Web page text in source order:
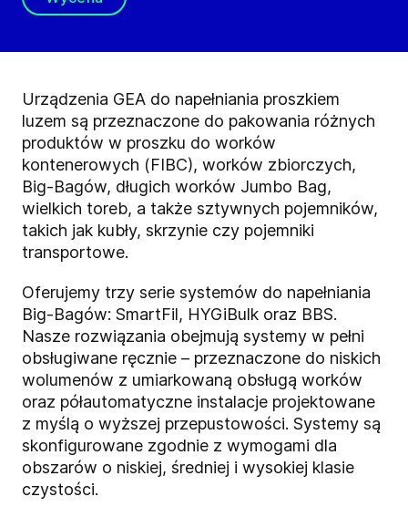
Urządzenia GEA do napełniania proszkiem
luzem są przeznaczone do pakowania różnych
produktów w proszku do worków
kontenerowych (FIBC), worków zbiorczych,
Big-Bagów, długich worków Jumbo Bag,
wielkich toreb, a także sztywnych pojemników,
takich jak kubły, skrzynie czy pojemniki
transportowe.
Oferujemy trzy serie systemów do napełniania
Big-Bagów: SmartFil, HYGiBulk oraz BBS.
Nasze rozwiązania obejmują systemy w pełni
obsługiwane ręcznie – przeznaczone do niskich
wolumenów z umiarkowaną obsługą worków
oraz półautomatyczne instalacje projektowane
z myślą o wyższej przepustowości. Systemy są
skonfigurowane zgodnie z wymogami dla
obszarów o niskiej, średniej i wysokiej klasie
czystości.